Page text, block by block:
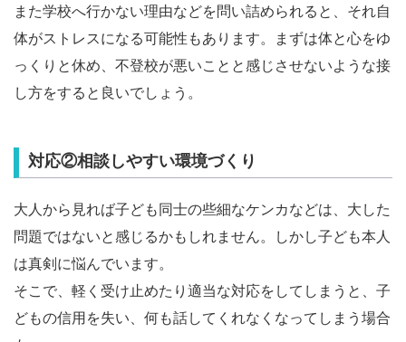
また学校へ行かない理由などを問い詰められると、それ自
体がストレスになる可能性もあります。まずは体と心をゆ
っくりと休め、不登校が悪いことと感じさせないような接
し方をすると良いでしょう。
対応②相談しやすい環境づくり
大人から見れば子ども同士の些細なケンカなどは、大した
問題ではないと感じるかもしれません。しかし子ども本人
は真剣に悩んでいます。
そこで、軽く受け止めたり適当な対応をしてしまうと、子
どもの信用を失い、何も話してくれなくなってしまう場合